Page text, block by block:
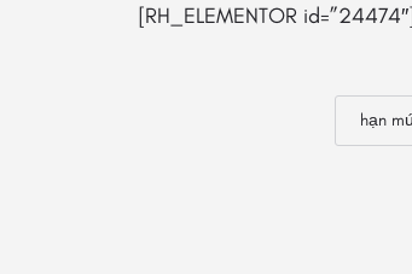
[RH_ELEMENTOR
hạn